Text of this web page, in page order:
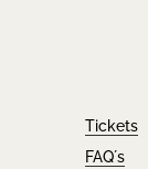
Tickets
FAQ´s